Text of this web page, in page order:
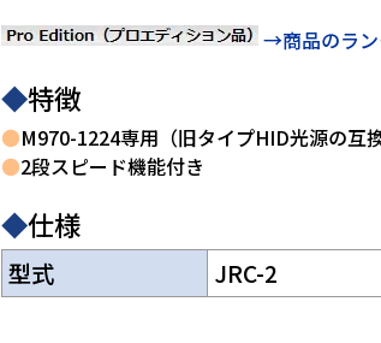
→商品のラン
◆特徴
●M970-1224専用（旧タイプHID光源の互
●2段スピード機能付き
◆仕様
型式 JRC-2